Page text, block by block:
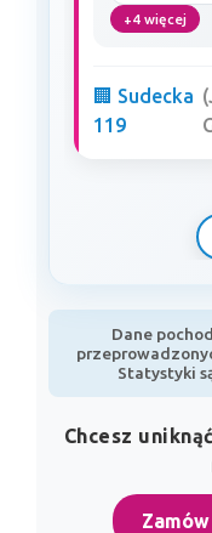
+4 więcej
🏢 Sudecka
119
Dane
Statystyki
Chcesz